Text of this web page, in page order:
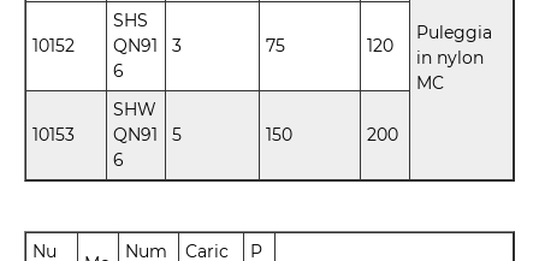
Puleggia
in nylon
MC
10152
SHS
QN91
6
3 75 120
10153
SHW
QN91
6
5 150 200
Nu
Num
Caric
P